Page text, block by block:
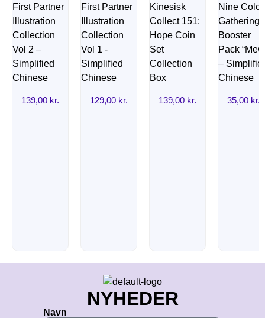
139,00 kr. 129,00 kr. 139,00 kr. 35,00 kr.
NYHEDER
Navn